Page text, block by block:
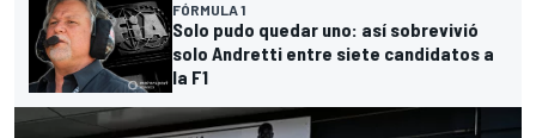
FÓRMULA 1
Solo pudo quedar uno: así sobrevivió
solo Andretti entre siete candidatos a
la F1